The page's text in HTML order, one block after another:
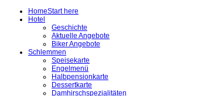
HomeStart here
Hotel
Geschichte
Aktuelle Angebote
Biker Angebote
Schlemmen
Speisekarte
Engelmenü
Halbpensionkarte
Dessertkarte
Damhirschspezialitäten